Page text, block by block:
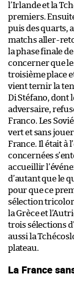
l’Irlande et la
premiers.
puis des quarts,
matchs aller-
la phase finale
concerner que
troisième place
vient ternir la
Di Stéfano, dont
adversaire,
Franco. Les
vert et sans
France. Il était à
concernées
accueillir
d’autant que le
pour que ce
sélection
la Grèce et
trois sélections
aussi la
plateau.
La France